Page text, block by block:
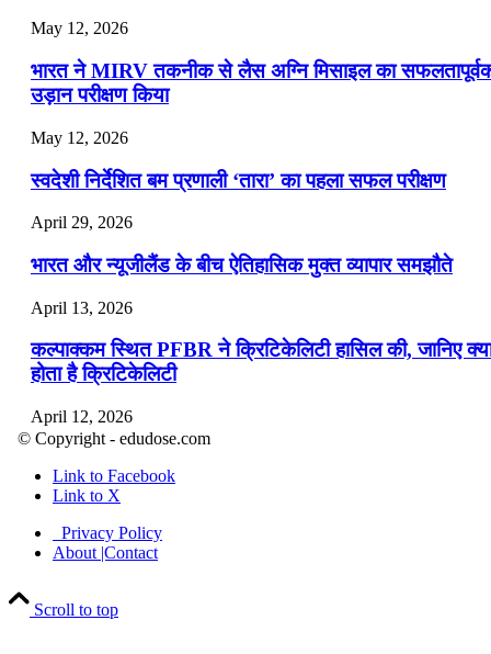
May 12, 2026
भारत ने MIRV तकनीक से लैस अग्नि मिसाइल का
उड़ान परीक्षण किया
May 12, 2026
स्वदेशी निर्देशित बम प्रणाली ‘तारा’ का पहला सफल परीक्षण
April 29, 2026
भारत और न्यूजीलैंड के बीच ऐतिहासिक मुक्त व्यापार समझौते
April 13, 2026
कल्पाक्कम स्थित PFBR ने क्रिटिकेलिटी हासिल की, जानिए
होता है क्रिटिकेलिटी
April 12, 2026
April 9, 2026
नासा का आर्टेमिस-2 मिशन: मनुष्य एक बार फिर से चंद्रमा के
पहुंचा
April 7, 2026
© Copyright - edudose.com
Link to Facebook
Link to X
Privacy Policy
About |Contact
Scroll to top